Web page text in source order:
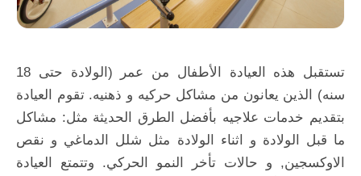
تستقبل هذه العيادة الأطفال من عمر (الولادة حتى 18
سنه) الذين يعانون من مشاكل حركيه و ذهنيه. تقوم العيادة
بتقديم خدمات علاجيه بأفضل الطرق الحديثة مثل: مشاكل
ما قبل الولادة و اثناء الولادة مثل شلل الدماغي و نقص
الاوكسجين, و حالات تأخر النمو الحركي. وتتمتع العيادة